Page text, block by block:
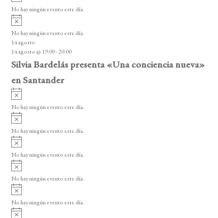
o
v
i
o
No hay ningún evento este día.
A
v
i
s
o
No hay ningún evento este día.
14 agosto
14 agosto @ 19:00-20:00
Silvia Bardelás presenta «Una conciencia nueva»
en Santander
A
v
i
o
No hay ningún evento este día.
A
v
i
o
No hay ningún evento este día.
A
v
i
o
No hay ningún evento este día.
A
v
i
o
No hay ningún evento este día.
A
v
i
No hay ningún evento este día.
A